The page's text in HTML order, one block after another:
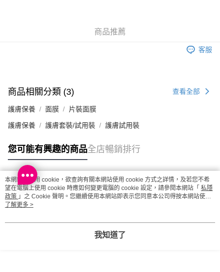
取。逾期會取消訂單，並不會安排重寄
商品推薦
客服
商品相關分類 (3) 查看全部
護膚保養 面膜 片裝面膜
護膚保養 護膚套裝/試用裝 護膚試用裝
您可能有興趣的商品全店暢銷排行
熱門標籤
熱銷排行
本網站中使用 cookie，欲查詢有關本網站使用 cookie 方式之詳情，及若您不希
望在電腦上使用 cookie 時應如何變更電腦的 cookie 設定，請參閱本網站「 私隱
政策 」之 Cookie 聲明。您繼續使用本網站即表示您同意本公司得按本網站使用
條款之 Cookie 聲明使用 cookie。
了解更多 >
我知道了